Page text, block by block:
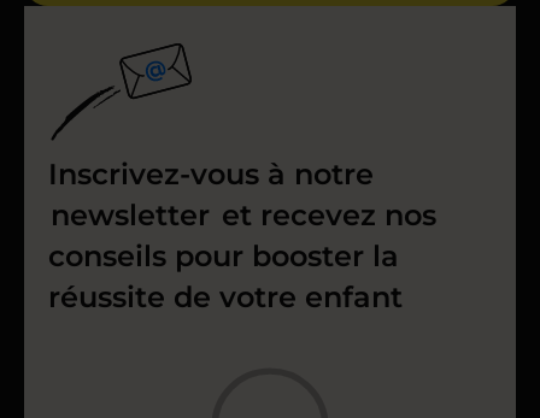
Inscrivez-vous à notre
newsletter et recevez nos
conseils pour booster la
réussite de votre enfant